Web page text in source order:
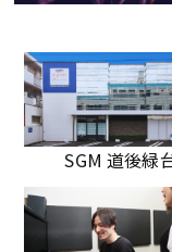
SGM 道後緑